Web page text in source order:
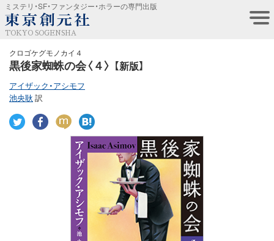
ミステリ・SF・ファンタジー・ホラーの専門出版
TOKYO SOGENSHA
クロゴケグモノカイ４
黒後家蜘蛛の会〈４〉 【新版】
アイザック・アシモフ
池央耿 訳